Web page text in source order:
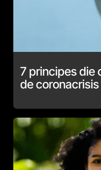
7 principes die
de